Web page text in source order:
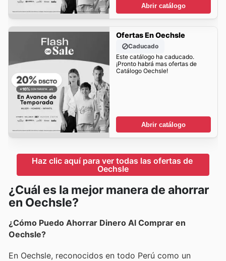
Abrir catálogo
Ofertas En Oechsle
Caducado
Este catálogo ha caducado.
¡Pronto habrá mas ofertas de
Catálogo Oechsle!
Abrir catálogo
Haz clic aquí para ver todas las ofertas de
Oechsle
¿Cuál es la mejor manera de ahorrar
en Oechsle?
¿Cómo Puedo Ahorrar Dinero Al Comprar en
Oechsle?
En Oechsle, reconocidos en todo Perú como un